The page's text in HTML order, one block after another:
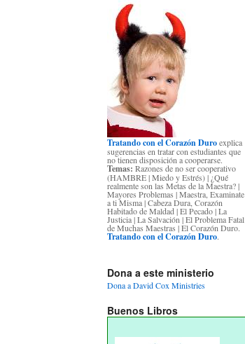
Tratando con el Corazón Duroexplica
sugerencias en tratar con estudiantes que
no tienen disposición a cooperarse.
Temas: Razones de no ser cooperativo
(HAMBRE | Miedo y Estrés) | ¿Qué
realmente son las Metas de la Maestra? |
Mayores Problemas | Maestra, Examinate
a ti Misma | Cabeza Dura, Corazón
Habitado de Maldad | El Pecado | La
Justicia | La Salvación | El Problema Fatal
de Muchas Maestras | El Corazón Duro.
Tratando con el Corazón Duro.
Dona a este ministerio
Dona a David Cox Ministries
Buenos Libros